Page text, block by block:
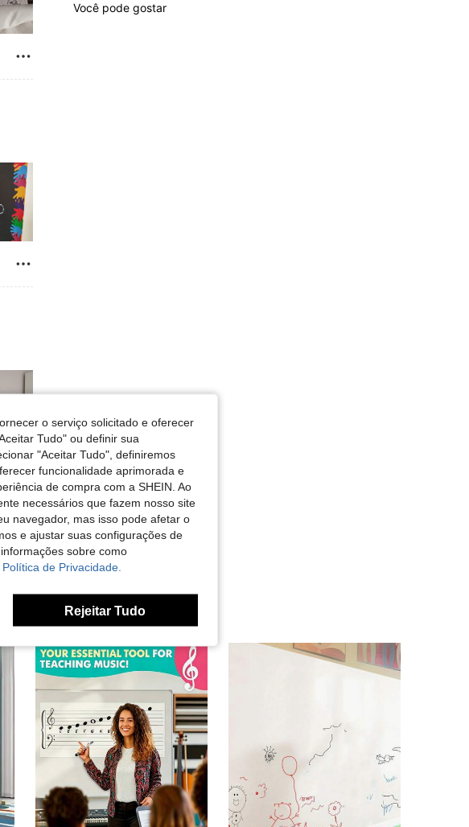
Você pode gostar
o serviço solicitado e oferecer
Tudo" ou definir sua
"Aceitar Tudo", definiremos
funcionalidade aprimorada e
de compra com a SHEIN. Ao
necessários que fazem nosso site
navegador, mas isso pode afetar o
e ajustar suas configurações de
sobre como
de Privacidade.
Rejeitar Tudo